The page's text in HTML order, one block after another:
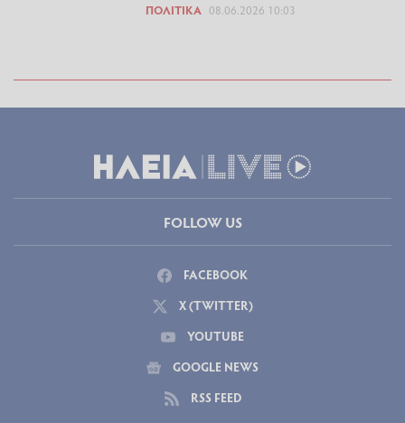
ΠΟΛΙΤΙΚΆ 08.06.2026 10:03
FOLLOW US
FACEBOOK
X (TWITTER)
YOUTUBE
GOOGLE NEWS
RSS FEED